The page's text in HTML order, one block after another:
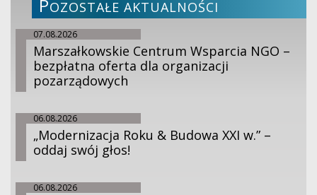
POZOSTAŁE AKTUALNOŚCI
07.08.2026
Marszałkowskie Centrum Wsparcia NGO –
bezpłatna oferta dla organizacji
pozarządowych
06.08.2026
„Modernizacja Roku & Budowa XXI w.” –
oddaj swój głos!
06.08.2026